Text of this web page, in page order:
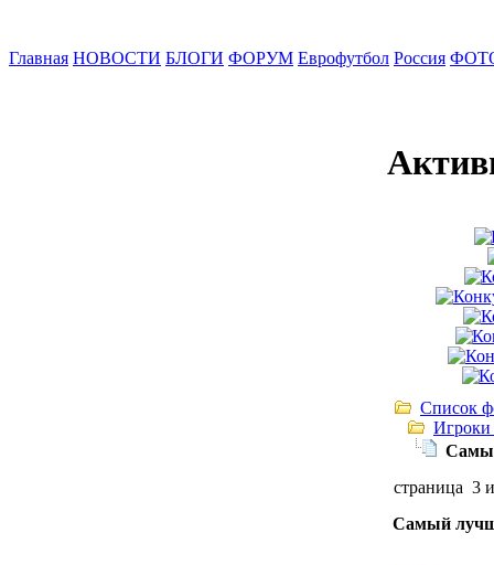
Главная НОВОСТИ БЛОГИ ФОРУМ Еврофутбол Россия
Список
Игроки
страница 3
Самый